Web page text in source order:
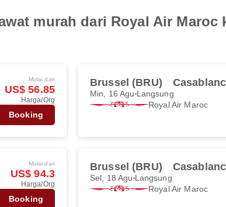
murah dari Royal Air Maroc
Mulai dari
US$ 56.85
Harga/Org
Booking
Brussel (BRU)
Min, 16 Agu Langsung
Royal Air Maroc
Mulai dari
US$ 94.3
Harga/Org
Booking
Brussel (BRU)
Sel, 18 Agu Langsung
Royal Air Maroc